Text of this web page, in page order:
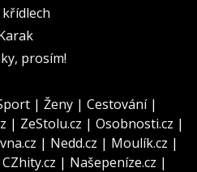
prosím!
| Ženy | Cestování|
| ZeStolu.cz | Osobnosti.cz |
| Nedd.cz | Moulík.cz |
CZhity.cz | Našepeníze.cz |